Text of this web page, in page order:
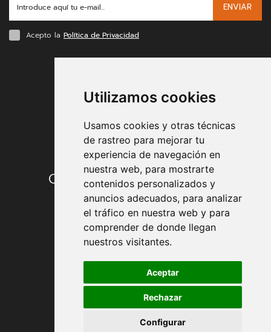
Utilizamos cookies
Usamos cookies y otras técnicas
de rastreo para mejorar tu
experiencia de navegación en
nuestra web, para mostrarte
contenidos personalizados y
anuncios adecuados, para analizar
el tráfico en nuestra web y para
comprender de donde llegan
nuestros visitantes.
Aceptar
Rechazar
Configurar
ENVIAR
Acepto la Política de Privacidad
Condiciones de contratación
Envío y entrega
Devoluciones
Formas de pago
Política de Privacidad